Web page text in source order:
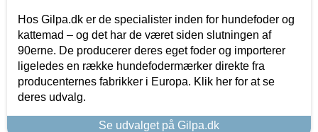
Hos Gilpa.dk er de specialister inden for hundefoder og
kattemad – og det har de været siden slutningen af
90erne. De producerer deres eget foder og importerer
ligeledes en række hundefodermærker direkte fra
producenternes fabrikker i Europa. Klik her for at se
deres udvalg.
Se udvalget på Gilpa.dk